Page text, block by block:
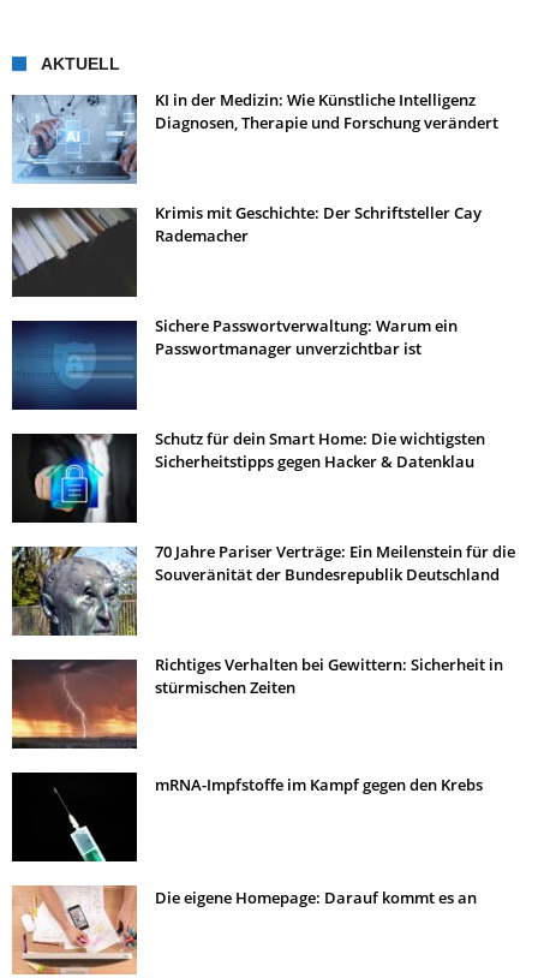
AKTUELL
KI in der Medizin: Wie Künstliche Intelligenz
Diagnosen, Therapie und Forschung verändert
Krimis mit Geschichte: Der Schriftsteller Cay
Rademacher
Sichere Passwortverwaltung: Warum ein
Passwortmanager unverzichtbar ist
Schutz für dein Smart Home: Die wichtigsten
Sicherheitstipps gegen Hacker & Datenklau
70 Jahre Pariser Verträge: Ein Meilenstein für die
Souveränität der Bundesrepublik Deutschland
Richtiges Verhalten bei Gewittern: Sicherheit in
stürmischen Zeiten
mRNA-Impfstoffe im Kampf gegen den Krebs
Die eigene Homepage: Darauf kommt es an